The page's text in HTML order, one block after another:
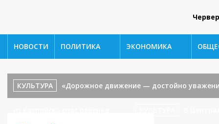
НОВОСТИ ПОЛИТИКА ЭКОНОМИКА
КУЛЬТУРА «Дорожное движение — достойно